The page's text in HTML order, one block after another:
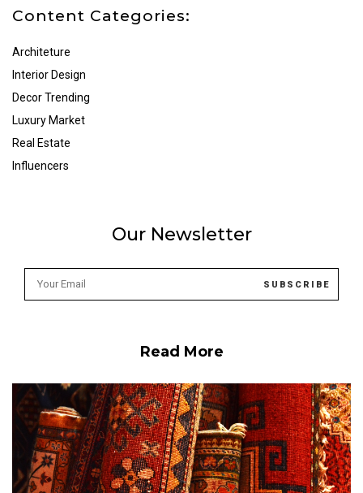
Content Categories:
Architeture
Interior Design
Decor Trending
Luxury Market
Real Estate
Influencers
Our Newsletter
Read More